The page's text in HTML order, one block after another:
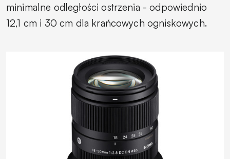
minimalne odległości ostrzenia - odpowiednio
12,1 cm i 30 cm dla krańcowych ogniskowych.